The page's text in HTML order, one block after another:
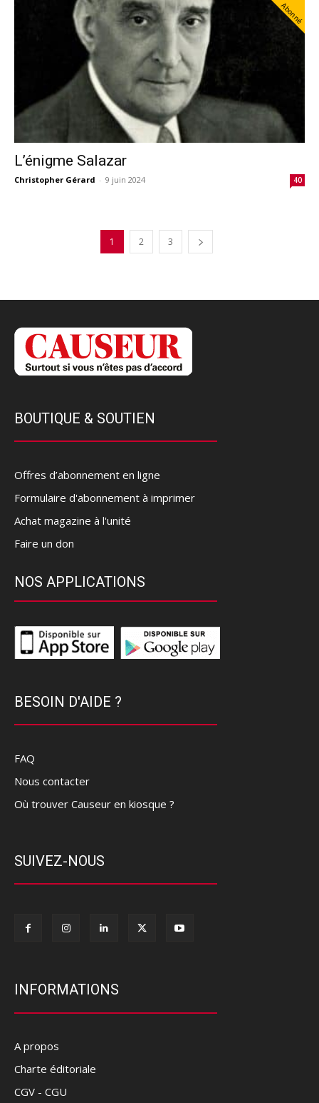
Abonné
L’énigme Salazar
Christopher Gérard - 9 juin 2024 40
1 2 3
BOUTIQUE & SOUTIEN
Offres d’abonnement en ligne
Formulaire d'abonnement à imprimer
Achat magazine à l'unité
Faire un don
NOS APPLICATIONS
BESOIN D'AIDE ?
FAQ
Nous contacter
Où trouver Causeur en kiosque ?
SUIVEZ-NOUS
INFORMATIONS
A propos
Charte éditoriale
CGV - CGU